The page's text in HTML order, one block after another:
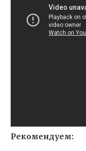
Рекомендуем: